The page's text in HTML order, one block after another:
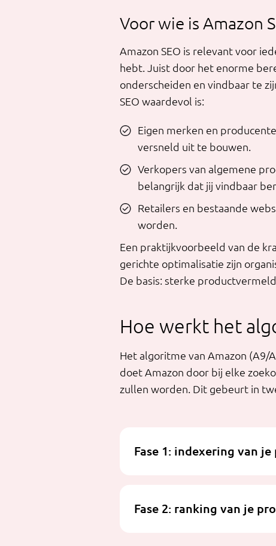
Voor wie is Amazon
Amazon SEO is relevant voor
hebt. Juist door het enorme
onderscheiden en vindbaar te
SEO waardevol is:
Eigen merken en
versneld uit te bouwen.
Verkopers van algemene
belangrijk dat jij vindbaar
Retailers en bestaande
worden.
Een praktijkvoorbeeld van de
gerichte optimalisatie zijn
De basis: sterke
Hoe werkt het
Het algoritme van Amazon (A9/
doet Amazon door bij elke
zullen worden. Dit gebeurt in
Fase 1: indexering van
Fase 2: ranking van je